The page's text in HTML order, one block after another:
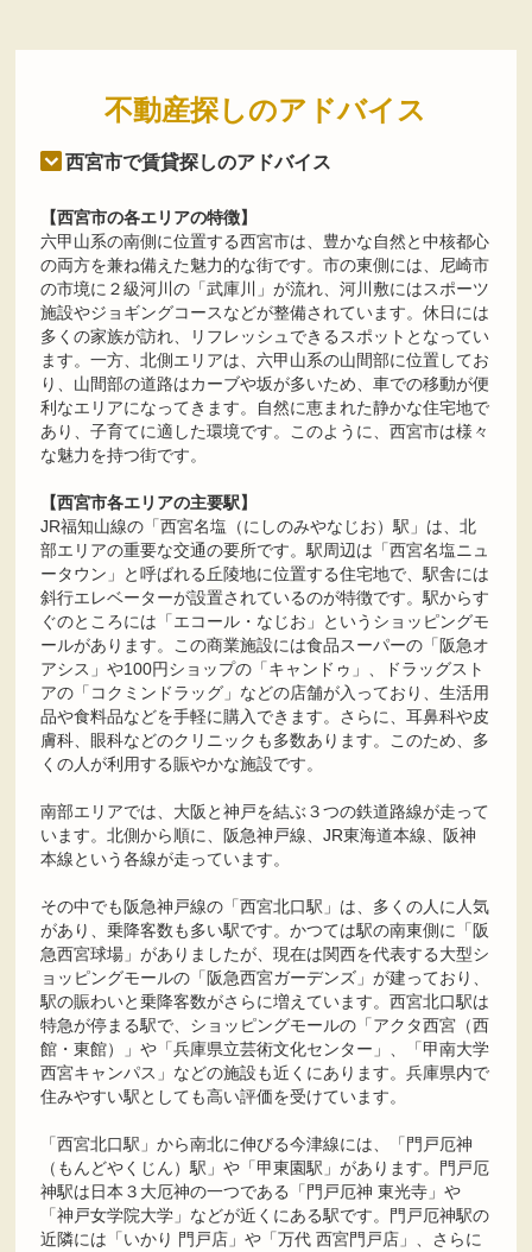
不動産探しのアドバイス
西宮市で賃貸探しのアドバイス
【西宮市の各エリアの特徴】
六甲山系の南側に位置する西宮市は、豊かな自然と中核都心
の両方を兼ね備えた魅力的な街です。市の東側には、尼崎市
の市境に２級河川の「武庫川」が流れ、河川敷にはスポーツ
施設やジョギングコースなどが整備されています。休日には
多くの家族が訪れ、リフレッシュできるスポットとなってい
ます。一方、北側エリアは、六甲山系の山間部に位置してお
り、山間部の道路はカーブや坂が多いため、車での移動が便
利なエリアになってきます。自然に恵まれた静かな住宅地で
あり、子育てに適した環境です。このように、西宮市は様々
な魅力を持つ街です。
【西宮市各エリアの主要駅】
JR福知山線の「西宮名塩（にしのみやなじお）駅」は、北
部エリアの重要な交通の要所です。駅周辺は「西宮名塩ニュ
ータウン」と呼ばれる丘陵地に位置する住宅地で、駅舎には
斜行エレベーターが設置されているのが特徴です。駅からす
ぐのところには「エコール・なじお」というショッピングモ
ールがあります。この商業施設には食品スーパーの「阪急オ
アシス」や100円ショップの「キャンドゥ」、ドラッグスト
アの「コクミンドラッグ」などの店舗が入っており、生活用
品や食料品などを手軽に購入できます。さらに、耳鼻科や皮
膚科、眼科などのクリニックも多数あります。このため、多
くの人が利用する賑やかな施設です。
南部エリアでは、大阪と神戸を結ぶ３つの鉄道路線が走って
います。北側から順に、阪急神戸線、JR東海道本線、阪神
本線という各線が走っています。
その中でも阪急神戸線の「西宮北口駅」は、多くの人に人気
があり、乗降客数も多い駅です。かつては駅の南東側に「阪
急西宮球場」がありましたが、現在は関西を代表する大型シ
ョッピングモールの「阪急西宮ガーデンズ」が建っており、
駅の賑わいと乗降客数がさらに増えています。西宮北口駅は
特急が停まる駅で、ショッピングモールの「アクタ西宮（西
館・東館）」や「兵庫県立芸術文化センター」、「甲南大学
西宮キャンパス」などの施設も近くにあります。兵庫県内で
住みやすい駅としても高い評価を受けています。
「西宮北口駅」から南北に伸びる今津線には、「門戸厄神
（もんどやくじん）駅」や「甲東園駅」があります。門戸厄
神駅は日本３大厄神の一つである「門戸厄神 東光寺」や
「神戸女学院大学」などが近くにある駅です。門戸厄神駅の
近隣には「いかり 門戸店」や「万代 西宮門戸店」、さらに